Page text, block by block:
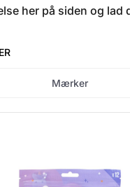
her på siden og
Mærker